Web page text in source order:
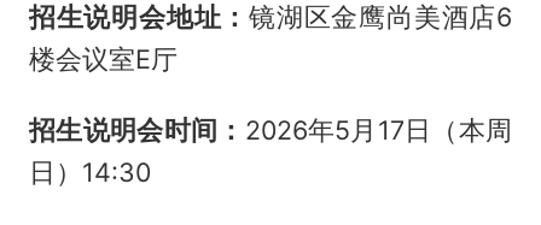
招生说明会地址：镜湖区金鹰尚美酒店6
楼会议室E厅
招生说明会时间： 2026年5月17日（本周
日）14:30